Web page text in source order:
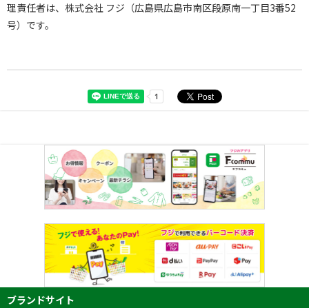
理責任者は、株式会社 フジ（広島県広島市南区段原南一丁目3番52
号）です。
ブランドサイト